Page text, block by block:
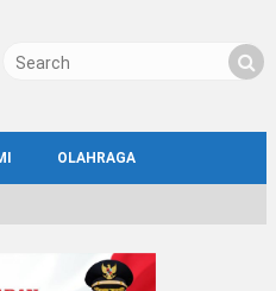
OLAHRAGA